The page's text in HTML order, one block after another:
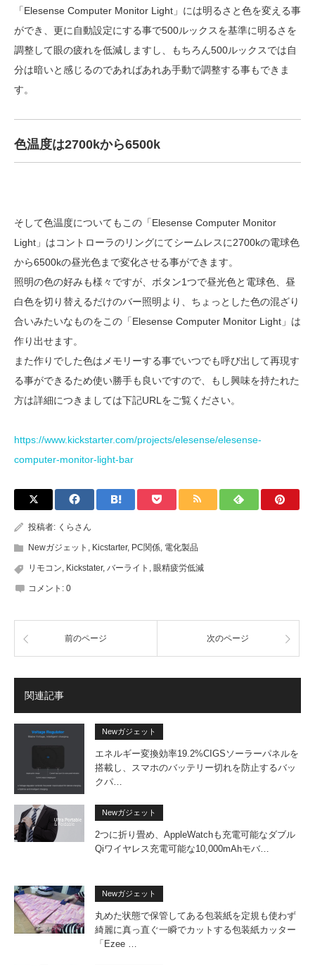
「Elesense Computer Monitor Light」には明るさと色を変える事
ができ、更に自動設定にする事で500ルックスを基準に明るさを
調整して眼の疲れを低減しますし、もちろん500ルックスでは自
分は暗いと感じるのであればあれあ手動で調整する事もできま
す。
色温度は2700kから6500k
そして色温度についてもこの「Elesense Computer Monitor
Light」はコントローラのリングにてシームレスに2700kの電球色
から6500kの昼光色まで変化させる事ができます。
照明の色の好みも様々ですが、ボタン1つで昼光色と電球色、昼
白色を切り替えるだけのバー照明より、ちょっとした色の混ざり
合いみたいなものをこの「Elesense Computer Monitor Light」は
作り出せます。
また作りでした色はメモリーする事でいつでも呼び出して再現す
る事ができるため使い勝手も良いですので、もし興味を持たれた
方は詳細につきましては下記URLをご覧ください。
https://www.kickstarter.com/projects/elesense/elesense-
computer-monitor-light-bar
投稿者: くらさん
Newガジェット , Kicstarter, PC関係, 電化製品
リモコン, Kickstater, バーライト , 眼精疲労低減
コメント: 0
前のページ 次のページ
関連記事
Newガジェット
エネルギー変換効率19.2%CIGSソーラーパネルを
搭載し、スマホのバッテリー切れを防止するバッ
クパ…
Newガジェット
2つに折り畳め、AppleWatchも充電可能なダブル
Qiワイヤレス充電可能な10,000mAhモバ…
Newガジェット
丸めた状態で保管してある包装紙を定規も使わず
綺麗に真っ直ぐ一瞬でカットする包装紙カッター
「Ezee …